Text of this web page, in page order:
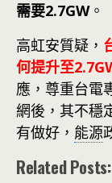
需要2.7GW。
高虹安質疑，
何提升至
應，尊重台電
網後，其不穩
有做好， 能源
Related Posts: